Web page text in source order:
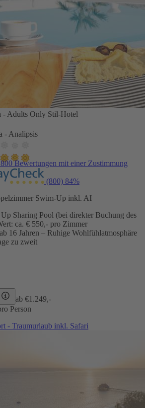
Adults Only Stil-Hotel
- Analipsis
Bewertungen mit einer Zustimmung
(800) 84%
Swim-Up inkl. AI
Sharing Pool (bei direkter Buchung des
ca. € 550,- pro Zimmer
16 Jahren – Ruhige Wohlfühlatmosphäre
zu zweit
ab €1.249,-
Person
- Traumurlaub inkl. Safari